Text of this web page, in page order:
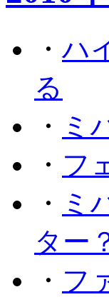
・ハ
る
・ ミ
・ フ
・ ミ
ター
・ フ